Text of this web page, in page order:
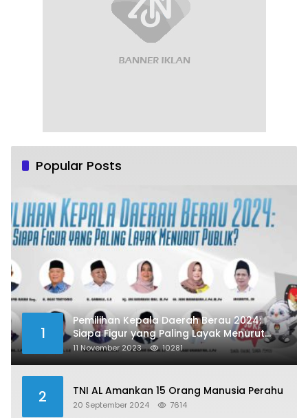
Popular Posts
1
Pemilihan Kepala Daerah Berau 2024:
Siapa Figur yang Paling Layak Menurut
Publik?
11 November 2023 10281
2 TNI AL Amankan 15 Orang Manusia Perahu
20 September 2024 7614